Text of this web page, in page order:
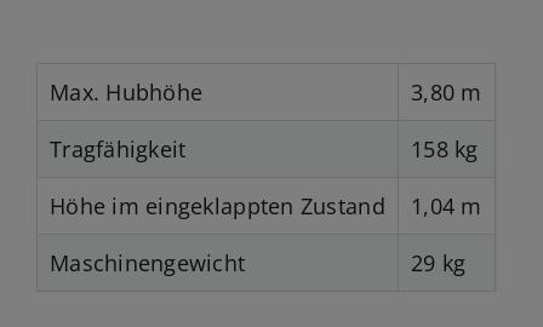
Tragfähigkeit
158 kg
Höhe im eingeklappten Zustand
1,04 m
Maschinengewicht
29 kg